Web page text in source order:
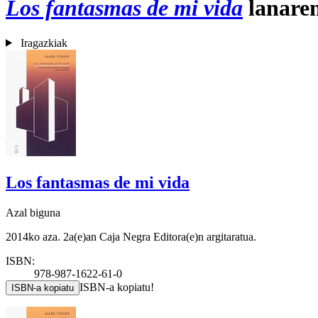
Los fantasmas de mi vida
Iragazkiak
Los fantasmas de mi vida
Azal biguna
2014ko aza. 2a(e)an Caja Negra Editora(e)n argitaratua.
ISBN:
978-987-1622-61-0
ISBN-a kopiatu ISBN-a kopiatu!